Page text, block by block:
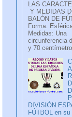
LAS
Y MEDIDAS
BALÓN DE
Forma:
Medidas: Una
circunferencia
y 70
DIVISIÓN
FÚTBOL en su